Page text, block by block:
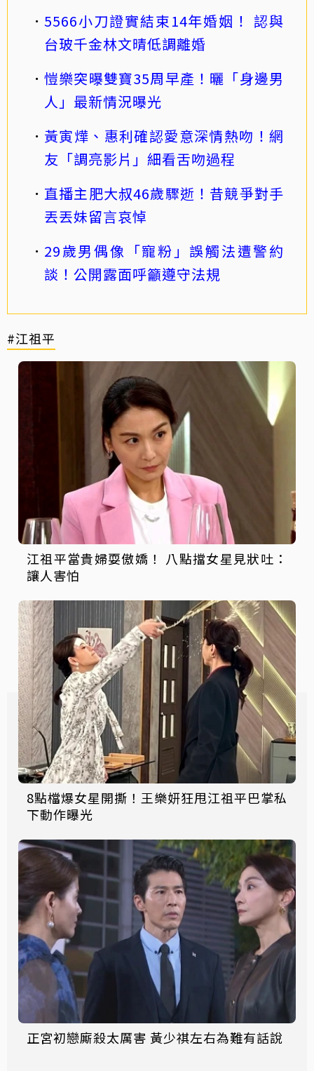
5566小刀證實結束14年婚姻！ 認與
台玻千金林文晴低調離婚
愷樂突曝雙寶35周早產！曬「身邊男
人」最新情況曝光
黃寅燁、惠利確認愛意深情熱吻！網
友「調亮影片」細看舌吻過程
直播主肥大叔46歲驟逝！昔競爭對手
丟丟妹留言哀悼
29歲男偶像「寵粉」誤觸法遭警約
談！公開露面呼籲遵守法規
#江祖平
江祖平當貴婦耍傲嬌！ 八點擋女星見狀吐：
讓人害怕
8點檔爆女星開撕！王樂妍狂甩江祖平巴掌私
下動作曝光
正宮初戀廝殺太厲害 黃少祺左右為難有話說